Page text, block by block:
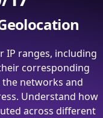
IP ranges, including
corresponding
the networks and
Understand how
across different